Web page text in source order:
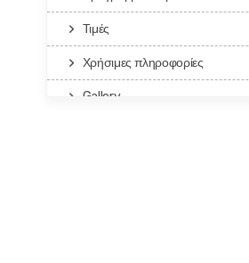
Τιμές
Χρήσιμες πληροφορίες
Gallery